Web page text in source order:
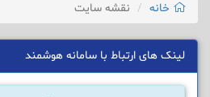
خانه نقشه سایت
لینک های ارتباط با سامانه هوشمند